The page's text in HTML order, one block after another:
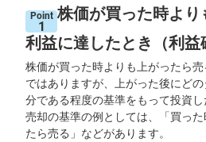
ン
商
品
先
物
金
・
Point
1
株価が買った時よ
利益に達したとき（利益
株価が買った時よりも上がったら
ではありますが、上がった後にど
分である程度の基準をもって投資し
売却の基準の例としては、「買っ
たら売る」などがあります。